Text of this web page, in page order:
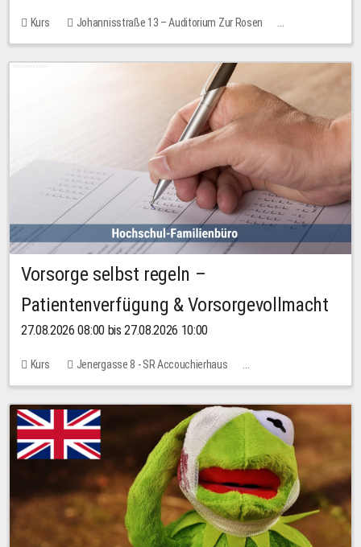
Kurs
Johannisstraße 13 – Auditorium Zur Rosen
11 Plätze
Vorsorge selbst regeln –
Patientenverfügung & Vorsorgevollmacht
27.08.2026 08:00 bis 27.08.2026 10:00
Kurs
Jenergasse 8 - SR Accouchierhaus
Keine freien Plätze